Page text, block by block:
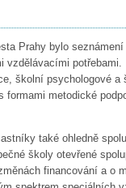
Prahy bylo
školní psychologové a
metodické
také ohledně
školy otevřené
financování a o